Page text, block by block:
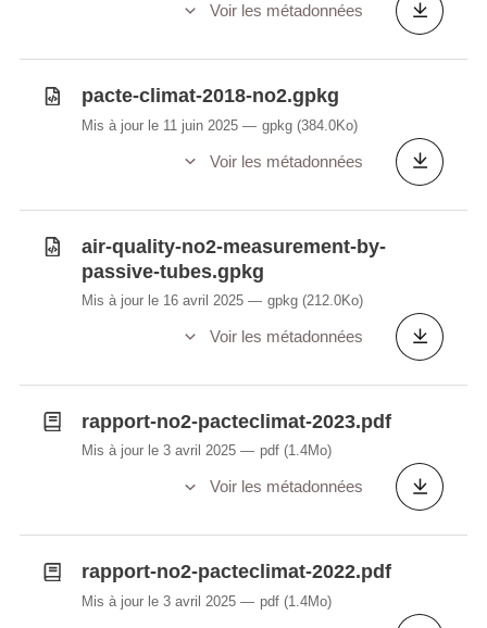
Voir les métadonnées
pacte-climat-2018-no2.gpkg
Mis à jour le 11 juin 2025 gpkg (384.0Ko)
Voir les métadonnées
air-quality-no2-measurement-by-
passive-tubes.gpkg
Mis à jour le 16 avril 2025 gpkg (212.0Ko)
Voir les métadonnées
rapport-no2-pacteclimat-2023.pdf
Mis à jour le 3 avril 2025 pdf (1.4Mo)
Voir les métadonnées
rapport-no2-pacteclimat-2022.pdf
Mis à jour le 3 avril 2025 pdf (1.4Mo)